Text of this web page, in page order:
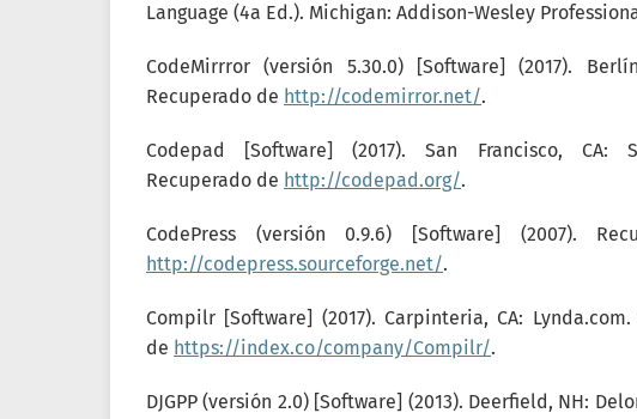
Language (4a Ed.). Michigan: Addison-Wesley
CodeMirrror (versión 5.30.0) [Software] (2017).
Recuperado de http://codemirror.net/.
Codepad [Software] (2017). San Francisco, CA:
Recuperado de http://codepad.org/.
CodePress (versión 0.9.6) [Software] (2007).
http://codepress.sourceforge.net/.
Compilr [Software] (2017). Carpinteria, CA:
de https://index.co/company/Compilr/.
DJGPP (versión 2.0) [Software] (2013). Deerfield, NH: